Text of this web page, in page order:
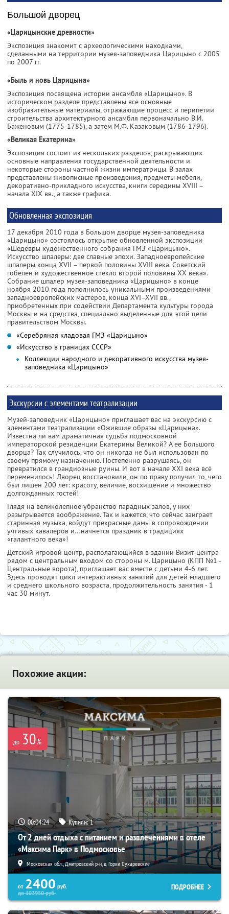
Большой дворец
«Царицынские древности»
Экспозиция знакомит с археологическими находками,
сделанными на территории музея-заповедника Царицыно с 2005
по 2007 гг.
«Быль и новь Царицына»
Экспозиция посвящена истории ансамбля «Царицыно». В
историческом разделе представлены все основные
изобразительные материалы, отражающие процесс и перипетии
строительства архитектурного ансамбля первоначально В.И.
Баженовым (1775-1785), а затем М.Ф. Казаковым (1786-1796).
«Великая Екатерина»
Экспозиция состоит из нескольких разделов, раскрывающих
основные направления государственной деятельности и
некоторые стороны частной жизни императрицы. В залах
представлены живописные произведения, предметы мебели,
декоративно-прикладного искусства, книги середины XVIII –
начала XIX вв., а также графика.
Обновленная экспозиция
17 декабря 2010 года в Большом дворце музея-заповедника
«Царицыно» состоялось открытие обновленной экспозиции
«Шедевры художественного собрания ГМЗ «Царицыно».
Искусство шпалеры: две славные эпохи. Западноевропейские
шпалеры конца XVII – первой половины XVIII века. Советский
гобелен и художественное стекло второй половины XX века».
Собрание шпалер музея-заповедника «Царицыно» в конце
ноября 2010 года пополнилось уникальными произведениями
западноевропейских мастеров, конца XVI–XVII вв.,
приобретенных при содействии Департамента культуры города
Москвы и на средства, специально выделенные для этой цели
правительством Москвы.
«Серебряная кладовая ГМЗ «Царицыно»
«Искусство в границах СССР»
Коллекции народного и декоративного искусства музея-
заповедника «Царицыно»
Экскурсии с элементами театрализации
Музей-заповедник «Царицыно» приглашает вас на экскурсию с
элементами театрализации «Ожившие образы «Царицына».
Известна ли вам драматичная судьба подмосковной
императорской резиденции Екатерины Великой? А ее Большого
дворца? Так случилось, что он никогда не был использован по
своему прямому назначению. Постепенно разрушаясь, он
превратился в грандиозные руины. И вот в начале XXI века всё
переменилось! Дворец восстановили, он по праву получил то, чего
был лишен 200 лет: красоту, величие, восхищение и множество
долгожданных гостей!
Глядя на великолепное убранство парадных залов, у них
разыгрывается воображение. Так и кажется, что сейчас заиграет
старинная музыка, войдут прекрасные дамы в сопровождении
учтивых кавалеров и…начнется праздник в традициях
«галантного века»!
Детский игровой центр, располагающийся в здании Визит-центра
рядом с центральным входом со стороны м. Царицыно (КПП №1 -
Центральные ворота), приглашает вас вместе с детьми 4-6 лет.
Здесь проводят цикл интерактивных занятий для детей младшего
и среднего школьного возраста, продолжительность занятия - 1
час 30 минут.
Похожие акции:
до 30%
00:04:23 Купили:1
От 2 дней отдыха с питанием и развлечениями в отеле
«Максима Парк» в Подмосковье
Московская обл., Дмитровский р-н, д. Горки Сухаревские
от 2400 руб.
до103950руб.
ПОДРОБНЕЕ